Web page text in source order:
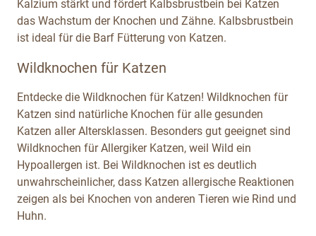
Kalzium stärkt und fördert Kalbsbrustbein bei Katzen
das Wachstum der Knochen und Zähne. Kalbsbrustbein
ist ideal für die Barf Fütterung von Katzen.
Wildknochen für Katzen
Entdecke die Wildknochen für Katzen! Wildknochen für
Katzen sind natürliche Knochen für alle gesunden
Katzen aller Altersklassen. Besonders gut geeignet sind
Wildknochen für Allergiker Katzen, weil Wild ein
Hypoallergen ist. Bei Wildknochen ist es deutlich
unwahrscheinlicher, dass Katzen allergische Reaktionen
zeigen als bei Knochen von anderen Tieren wie Rind und
Huhn.